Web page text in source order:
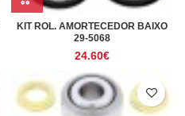
KIT ROL. AMORTECEDOR BAIXO
29-5068
24.60€